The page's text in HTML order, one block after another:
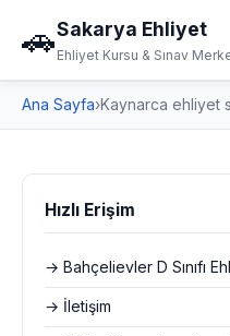
🚗Sakarya Ehliyet
Ehliyet Kursu & Sınav
Ana Sayfa›Kaynarca ehliyet
Hızlı Erişim
→ Bahçelievler D Sınıfı
→ İletişim